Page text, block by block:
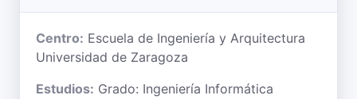
Centro: Escuela de Ingeniería y Arquitectura
Universidad de Zaragoza
Estudios: Grado: Ingeniería Informática